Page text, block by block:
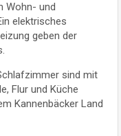
Wohn- und
elektrisches
geben der
sind mit
Flur und Küche
Kannenbäcker Land